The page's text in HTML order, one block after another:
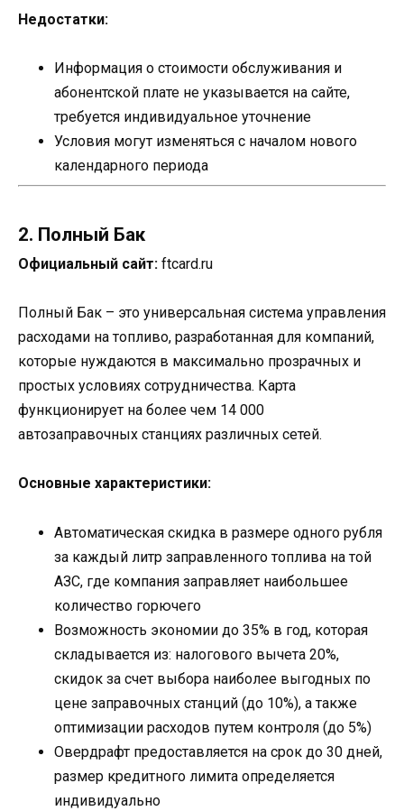
Недостатки:
Информация о стоимости обслуживания и
абонентской плате не указывается на сайте,
требуется индивидуальное уточнение
Условия могут изменяться с началом нового
календарного периода
2. Полный Бак
Официальный сайт: ftcard.ru
Полный Бак – это универсальная система управления
расходами на топливо, разработанная для компаний,
которые нуждаются в максимально прозрачных и
простых условиях сотрудничества. Карта
функционирует на более чем 14 000
автозаправочных станциях различных сетей.
Основные характеристики:
Автоматическая скидка в размере одного рубля
за каждый литр заправленного топлива на той
АЗС, где компания заправляет наибольшее
количество горючего
Возможность экономии до 35% в год, которая
складывается из: налогового вычета 20%,
скидок за счет выбора наиболее выгодных по
цене заправочных станций (до 10%), а также
оптимизации расходов путем контроля (до 5%)
Овердрафт предоставляется на срок до 30 дней,
размер кредитного лимита определяется
индивидуально